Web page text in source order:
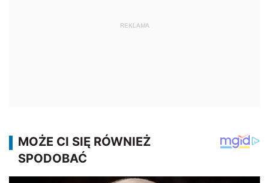
REKLAMA